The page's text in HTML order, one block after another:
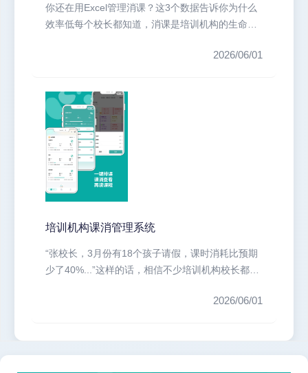
你还在用Excel管理消课？这3个数据告诉你为什么
效率低每个校长都知道，消课是培训机构的生命
2026/06/01
培训机构课消管理系统
“张校长，3月份有18个孩子请假，课时消耗比预期
少了40%...”这样的话，相信不少培训机构校长都听
2026/06/01